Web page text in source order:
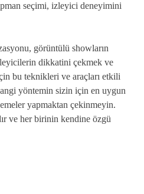
seçimi, izleyici deneyimini
görüntülü showların
dikkatini çekmek ve
bu teknikleri ve araçları etkili
yöntemin sizin için en uygun
yapmaktan çekinmeyin.
ve her birinin kendine özgü